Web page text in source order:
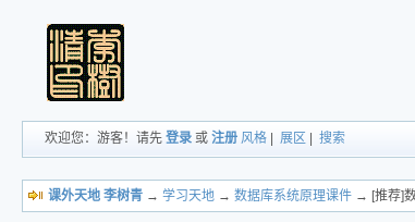
欢迎您：游客！请先登录 或注册 风格 |展区 |搜索
课外天地 李树青 →学习天地 →数据库系统原理课件 → [推荐]